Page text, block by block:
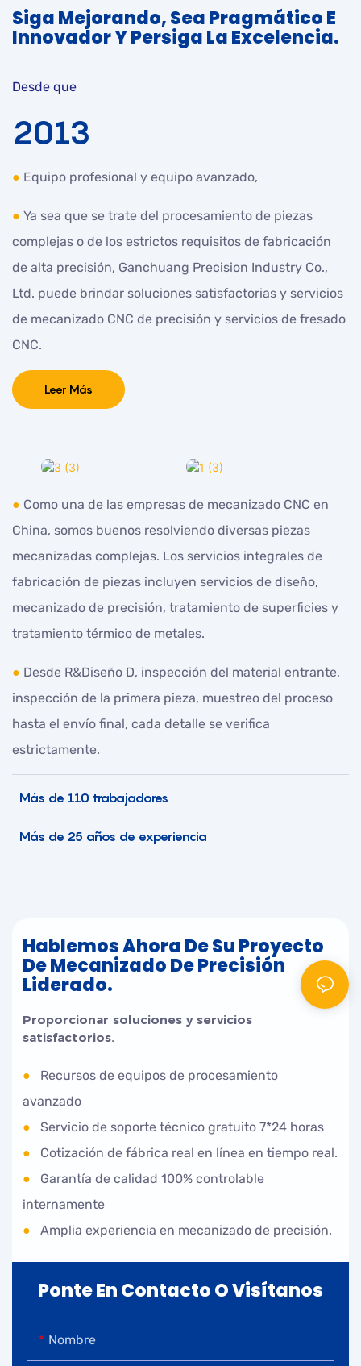
Siga Mejorando, Sea Pragmático E
Innovador Y Persiga La Excelencia.
Desde que
2013
● Equipo profesional y equipo avanzado,
● Ya sea que se trate del procesamiento de piezas
complejas o de los estrictos requisitos de fabricación
de alta precisión, Ganchuang Precision Industry Co.,
Ltd. puede brindar soluciones satisfactorias y servicios
de mecanizado CNC de precisión y servicios de fresado
CNC.
Leer Más
● Como una de las empresas de mecanizado CNC en
China, somos buenos resolviendo diversas piezas
mecanizadas complejas. Los servicios integrales de
fabricación de piezas incluyen servicios de diseño,
mecanizado de precisión, tratamiento de superficies y
tratamiento térmico de metales.
● Desde R&Diseño D, inspección del material entrante,
inspección de la primera pieza, muestreo del proceso
hasta el envío final, cada detalle se verifica
estrictamente.
Más de 110 trabajadores
Más de 25 años de experiencia
Hablemos Ahora De Su Proyecto
De Mecanizado De Precisión
Liderado.
Proporcionar soluciones y servicios
satisfactorios.
●
Recursos de equipos de procesamiento
avanzado
●
Servicio de soporte técnico gratuito 7*24 horas
●
Cotización de fábrica real en línea en tiempo real.
●
Garantía de calidad 100% controlable
internamente
●
Amplia experiencia en mecanizado de precisión.
Ponte En Contacto O Visítanos
Nombre